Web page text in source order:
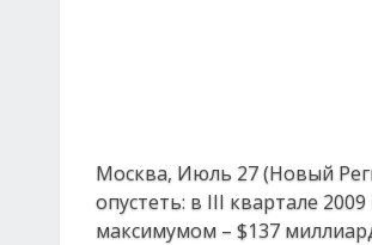
Москва, Июль 27 (Новый
опустеть: в III квартале
максимумом – $137